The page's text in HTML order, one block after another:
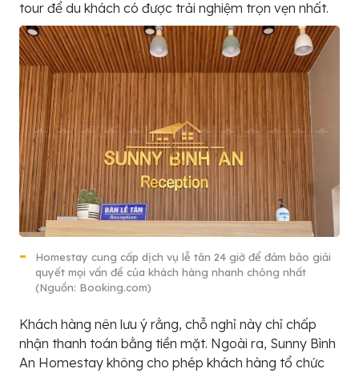
tour để du khách có được trải nghiệm trọn vẹn nhất.
Homestay cung cấp dịch vụ lễ tân 24 giờ để đảm bảo giải
quyết mọi vấn đề của khách hàng nhanh chóng nhất
(Nguồn: Booking.com)
Khách hàng nên lưu ý rằng, chỗ nghỉ này chỉ chấp
nhận thanh toán bằng tiền mặt. Ngoài ra, Sunny Bình
An Homestay không cho phép khách hàng tổ chức